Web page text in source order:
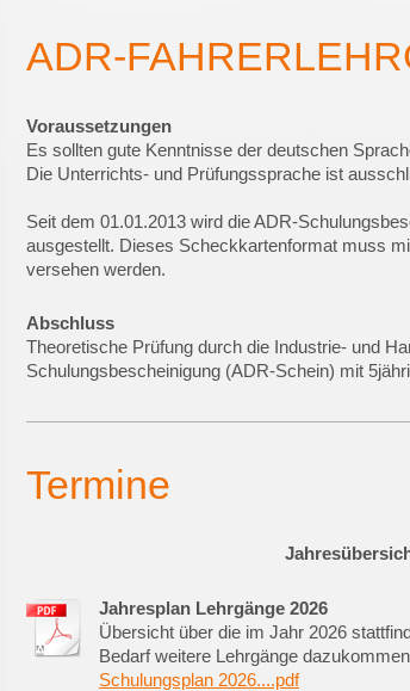
ADR-
Voraussetzungen
Es sollten gute Kenntnisse der deutschen
Die Unterrichts- und Prüfungssprache ist
Seit dem 01.01.2013 wird die ADR-
ausgestellt. Dieses Scheckkartenformat muss
versehen werden.
Abschluss
Theoretische Prüfung durch die Industrie- und
Schulungsbescheinigung (ADR-Schein) mit
Termine
Jahresplan Lehrgänge 2026
Übersicht über die im Jahr 2026
Bedarf weitere Lehrgänge
Schulungsplan 2026....pdf